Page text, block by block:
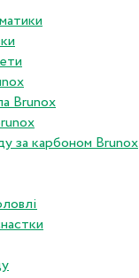
Brunox
за карбоном Brunox